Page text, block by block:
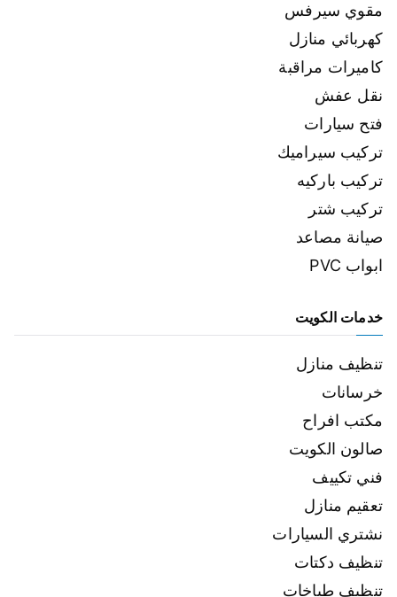
مقوي سيرفس
كهربائي منازل
كاميرات مراقبة
نقل عفش
فتح سيارات
تركيب سيراميك
تركيب باركيه
تركيب شتر
صيانة مصاعد
ابواب PVC
خدمات الكويت
تنظيف منازل
خرسانات
مكتب افراح
صالون الكويت
فني تكييف
تعقيم منازل
نشتري السيارات
تنظيف دكتات
تنظيف طباخات